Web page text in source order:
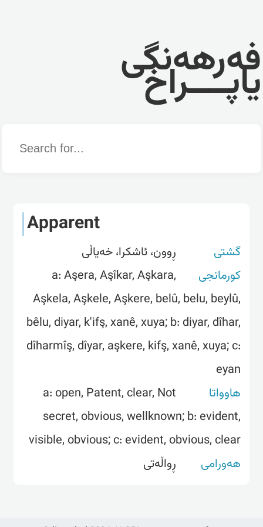
فەرهەنگی
یاپــــراخ
Word
Apparent
گشتی
ڕوون، ئاشکرا، خەیاڵى
کورمانجی
a: Aşera, Aşîkar, Aşkara,
Aşkela, Aşkele, Aşkere, belû, belu, beylû,
bêlu, diyar, k'ifş, xanê, xuya; b: diyar, dîhar,
dîharmîş, dîyar, aşkere, kifş, xanê, xuya; c:
eyan
هاوواتا
a: open, Patent, clear, Not
secret, obvious, wellknown; b: evident,
visible, obvious; c: evident, obvious, clear
هەورامی
ڕواڵەتی